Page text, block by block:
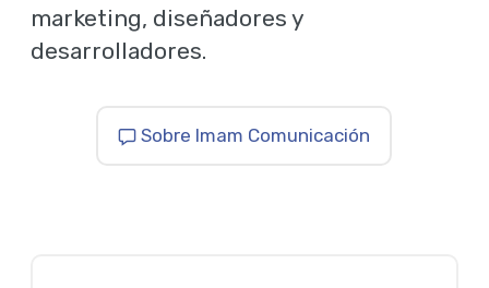
marketing, diseñadores y
desarrolladores.
Sobre Imam Comunicación